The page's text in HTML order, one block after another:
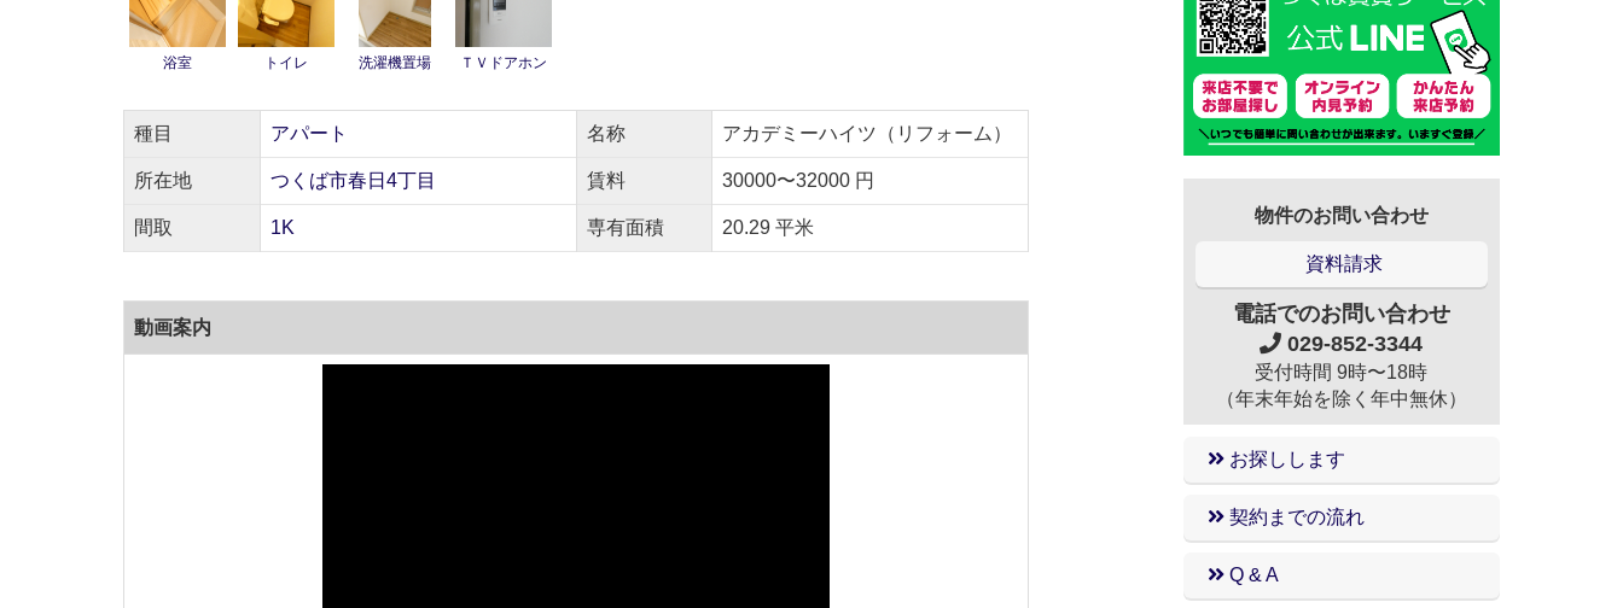
浴室 トイレ 洗濯機置場 ＴＶドアホン
種目 アパート 名称 アカデミーハイツ（リフォーム）
所在地 つくば市春日4丁目 賃料 30000〜32000 円
間取 1K 専有面積 20.29 平米
動画案内
物件のお問い合わせ
資料請求
電話でのお問い合わせ
029-852-3344
受付時間 9時〜18時
（年末年始を除く年中無休）
お探しします
契約までの流れ
Q & A